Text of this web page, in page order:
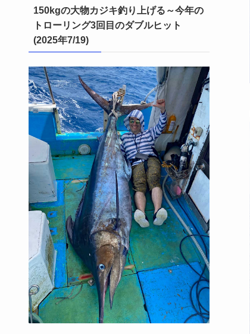
150kgの大物カジキ釣り上げる～今年の
トローリング3回目のダブルヒット
(2025年7/19)